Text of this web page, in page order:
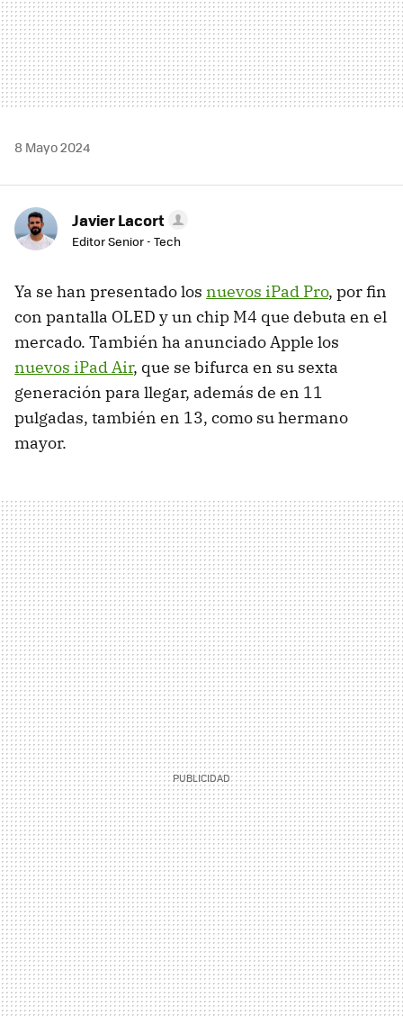
8 Mayo 2024
Javier Lacort
Editor Senior - Tech
Ya se han presentado los nuevos iPad Pro, por fin
con pantalla OLED y un chip M4 que debuta en el
mercado. También ha anunciado Apple los
nuevos iPad Air, que se bifurca en su sexta
generación para llegar, además de en 11
pulgadas, también en 13, como su hermano
mayor.